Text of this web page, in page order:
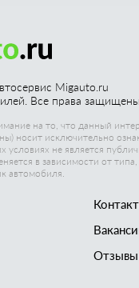
Migauto.ru
Все права защищены.
на то, что данный
носит исключительно
условиях не является
в зависимости от
автомобиля.
Отзывы